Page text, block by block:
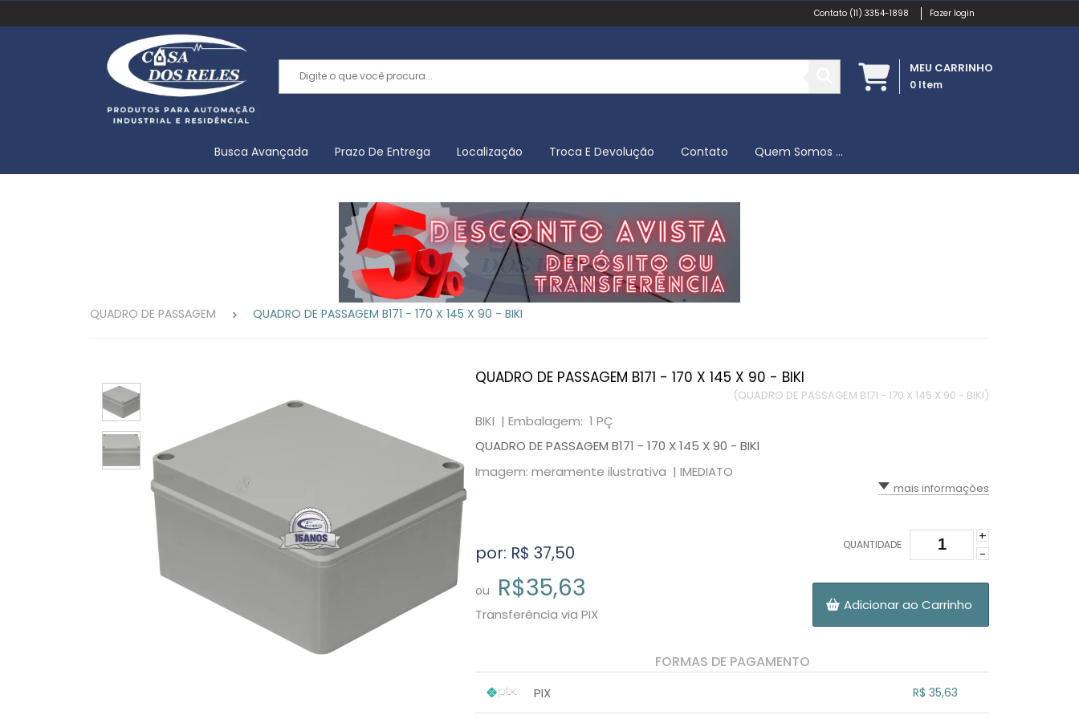
(11) 3354-1898 Fazer login
MEU CARRINHO
0 Item
Busca Avançada Prazo De Entrega Localização Troca E Devolução Contato Quem Somos ...
QUADRO DE PASSAGEM QUADRO DE PASSAGEM B171 - 170 X 145 X 90 - BIKI
QUADRO DE PASSAGEM B171 - 170 X 145 X 90 - BIKI
(QUADRO DE PASSAGEM B171 - 170 X 145 X 90 - BIKI)
BIKI | Embalagem: 1 PÇ
QUADRO DE PASSAGEM B171 - 170 X 145 X 90 - BIKI
Imagem: meramente ilustrativa | IMEDIATO
mais informações
por: R$ 37,50
ou R$35,63
Transferência via PIX
QUANTIDADE
+
-
Adicionar ao Carrinho
FORMAS DE PAGAMENTO
PIX
R$ 35,63